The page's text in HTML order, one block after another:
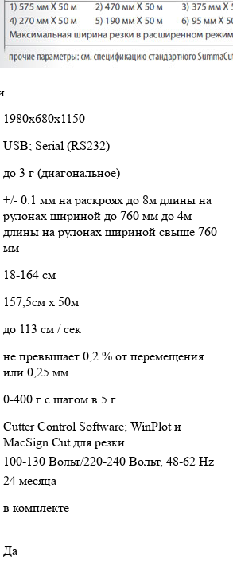
1980x680x1150
USB; Serial (RS232)
до 3 г (диагональное)
+/- 0.1 мм на раскроях до 8м длины на
рулонах шириной до 760 мм до 4м
длины на рулонах шириной свыше 760
мм
18-164 см
157,5см х 50м
до 113 см / сек
не превышает 0,2 % от перемещения
или 0,25 мм
0-400 г с шагом в 5 г
Cutter Control Software; WinPlot и
MacSign Cut для резки
100-130 Вольт/220-240 Вольт, 48-62 Hz
24 месяца
в комплекте
Да